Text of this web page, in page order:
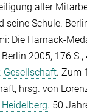
aller
seine Schule.
Die Harnack-
2005, 176 S.,
Gesellschaft. Zum
hrsg. von
50